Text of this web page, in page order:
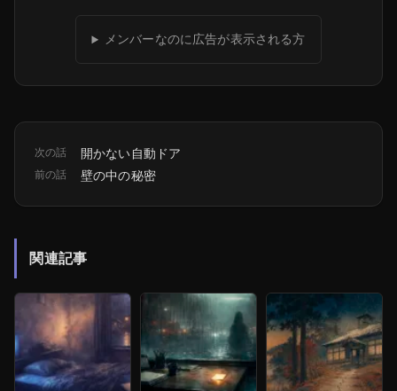
メンバーなのに広告が表示される方
次の話 開かない自動ドア
前の話 壁の中の秘密
関連記事